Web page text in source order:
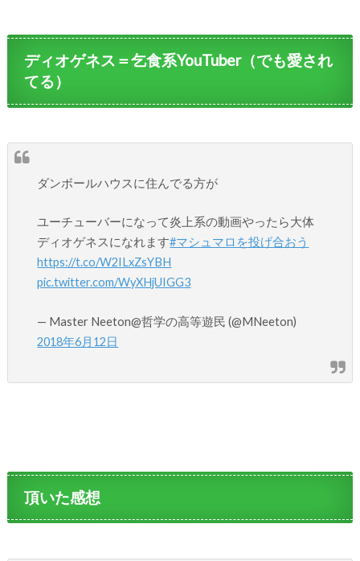
ディオゲネス＝乞食系YouTuber（でも愛され
てる）
ダンボールハウスに住んでる方が
ユーチューバーになって炎上系の動画やったら大体
ディオゲネスになれます#マシュマロを投げ合おう
https://t.co/W2ILxZsYBH
pic.twitter.com/WyXHjUIGG3
— Master Neeton@哲学の高等遊民 (@MNeeton)
2018年6月12日
頂いた感想